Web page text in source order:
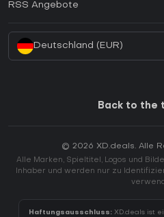
RSS Angebote
Deutschland (EUR)
Back to the
© 2026 XD.deals. Alle
Alle Marken, Spieltitel, Logos und
Inhaber und werden nur zu
Haftungsausschluss: XD.deals ist